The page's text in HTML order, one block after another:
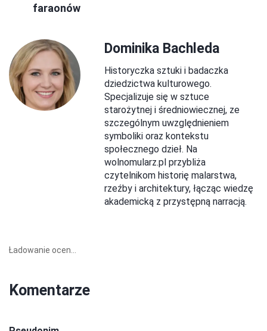
faraonów
Dominika Bachleda
Historyczka sztuki i badaczka
dziedzictwa kulturowego.
Specjalizuje się w sztuce
starożytnej i średniowiecznej, ze
szczególnym uwzględnieniem
symboliki oraz kontekstu
społecznego dzieł. Na
wolnomularz.pl przybliża
czytelnikom historię malarstwa,
rzeźby i architektury, łącząc wiedzę
akademicką z przystępną narracją.
Ładowanie ocen...
Komentarze